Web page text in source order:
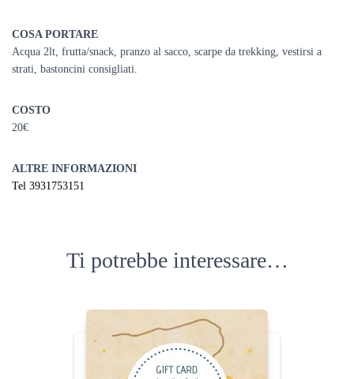
COSA PORTARE
Acqua 2lt, frutta/snack, pranzo al sacco, scarpe da trekking, vestirsi a
strati, bastoncini consigliati.
COSTO
20€
ALTRE INFORMAZIONI
Tel 3931753151
Ti potrebbe interessare…